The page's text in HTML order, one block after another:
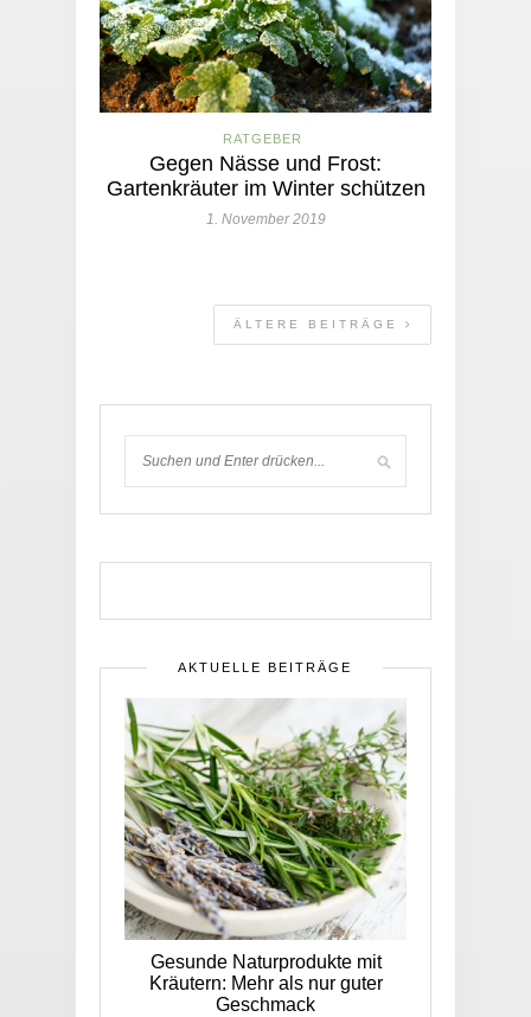
RATGEBER
Gegen Nässe und Frost:
Gartenkräuter im Winter schützen
1. November 2019
ÄLTERE BEITRÄGE
AKTUELLE BEITRÄGE
Gesunde Naturprodukte mit
Kräutern: Mehr als nur guter
Geschmack